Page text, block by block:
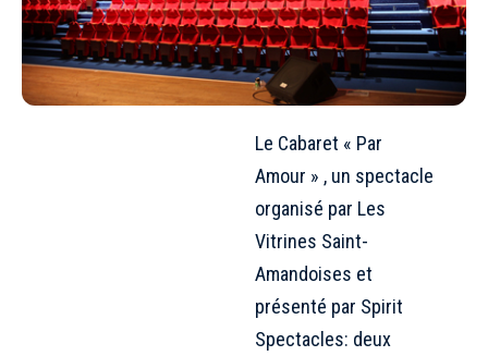
Le Cabaret « Par
Amour » , un spectacle
organisé par Les
Vitrines Saint-
Amandoises et
présenté par Spirit
Spectacles: deux